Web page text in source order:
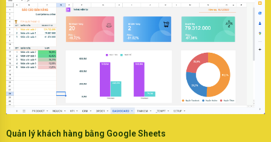
Quản lý khách hàng bằng Google Sheets